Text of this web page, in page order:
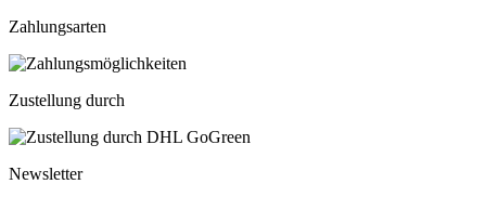
Zahlungsarten
Zustellung durch
Newsletter